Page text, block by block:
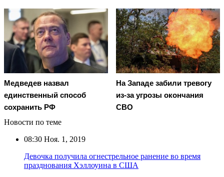
Медведев назвал
единственный способ
сохранить РФ
На Западе забили тревогу
из-за угрозы окончания
СВО
Новости по теме
08:30 Ноя. 1, 2019
Девочка получила огнестрельное ранение во время
празднования Хэллоуина в США